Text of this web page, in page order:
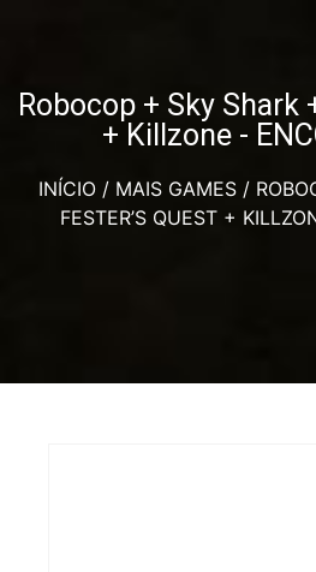
Robocop + Sky Shark
+ Killzone -
INÍCIO/ MAIS GAMES/
FESTER’S QUEST +